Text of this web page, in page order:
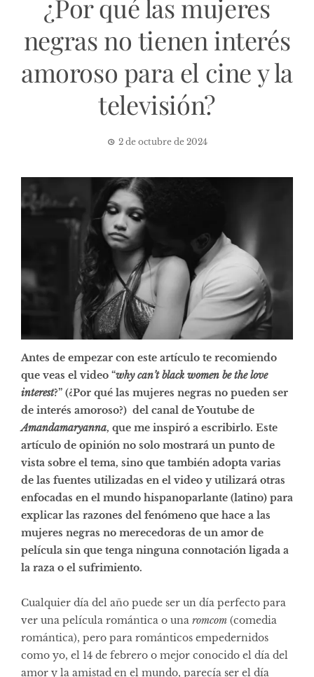
¿Por qué las mujeres
negras no tienen interés
amoroso para el cine y la
televisión?
2 de octubre de 2024
Antes de empezar con este artículo te recomiendo
que veas el video “why can’t black women be the love
interest?” (¿Por qué las mujeres negras no pueden ser
de interés amoroso?) del canal de Youtube de
Amandamaryanna, que me inspiró a escribirlo. Este
artículo de opinión no solo mostrará un punto de
vista sobre el tema, sino que también adopta varias
de las fuentes utilizadas en el video y utilizará otras
enfocadas en el mundo hispanoparlante (latino) para
explicar las razones del fenómeno que hace a las
mujeres negras no merecedoras de un amor de
película sin que tenga ninguna connotación ligada a
la raza o el sufrimiento.
Cualquier día del año puede ser un día perfecto para
ver una película romántica o una romcom (comedia
romántica), pero para románticos empedernidos
como yo, el 14 de febrero o mejor conocido el día del
amor y la amistad en el mundo, parecía ser el día